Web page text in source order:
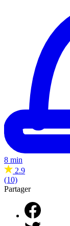
8 min
2.9
(10)
Partager